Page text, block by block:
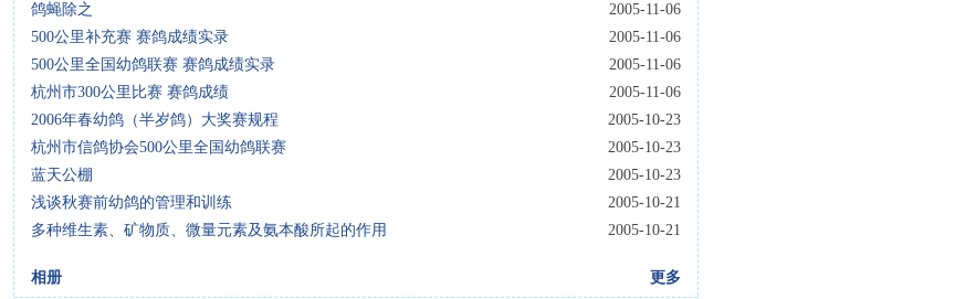
2005-11-06
鸽蝇除之
2005-11-06
500公里补充赛 赛鸽成绩实录
2005-11-06
500公里全国幼鸽联赛 赛鸽成绩实录
2005-11-06
杭州市300公里比赛 赛鸽成绩
2005-10-23
2006年春幼鸽（半岁鸽）大奖赛规程
2005-10-23
杭州市信鸽协会500公里全国幼鸽联赛
2005-10-23
蓝天公棚
2005-10-21
浅谈秋赛前幼鸽的管理和训练
2005-10-21
多种维生素、矿物质、微量元素及氨本酸所起的作用
相册 更多